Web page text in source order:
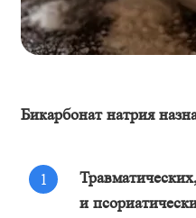
Бикарбонат натрия
и